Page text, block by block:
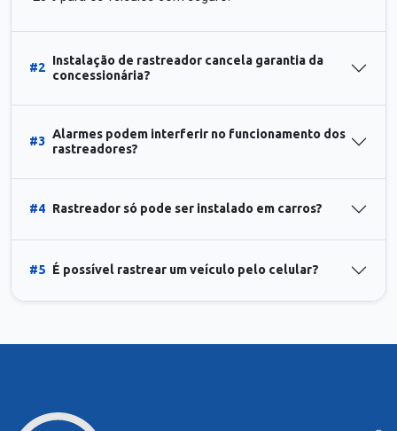
#2
Instalação de rastreador cancela garantia da
concessionária?
#3
Alarmes podem interferir no funcionamento dos
rastreadores?
#4 Rastreador só pode ser instalado em carros?
#5 É possível rastrear um veículo pelo celular?